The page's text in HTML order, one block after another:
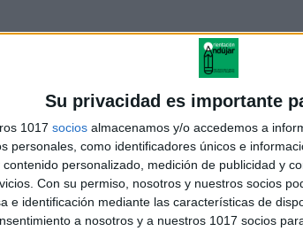
Su privacidad es importante
1017 socios almacenamos y/o accedemos a
personales, como identificadores únicos e
personalizado, medición de publicidad y
Con su permiso, nosotros y nuestros socios
e identificación mediante las características de
a nosotros y a nuestros 1017 socios